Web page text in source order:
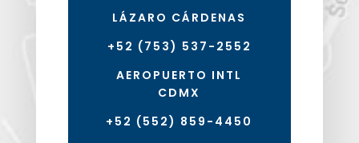
LÁZARO CÁRDENAS
+52 (753) 537-2552
AEROPUERTO INTL
CDMX
+52 (552) 859-4450